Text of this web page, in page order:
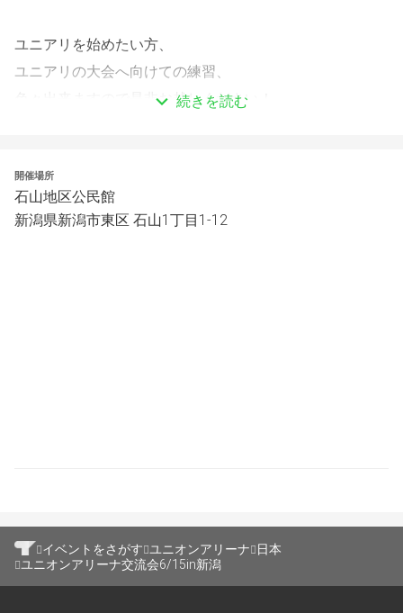
ユニアリを始めたい方、
ユニアリの大会へ向けての練習、
色々出来ますので是非お越しください！
場所:石山地区公民館3F講座室
参加費:無料
場合によってはスイスドローの開催自体をやめて交流会
(自由対戦)のみとすることもあり得ますのでご了承くださ
い。
続きを読む
開催場所
石山地区公民館
新潟県新潟市東区 石山1丁目1-12
イベントをさがす ユニオンアリーナ
日本
ユニオンアリーナ交流会6/15in新潟